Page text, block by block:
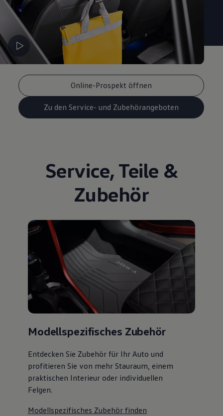
Online-Prospekt öffnen
Zu den Service- und Zubehörangeboten
Service, Teile &
Zubehör
Modellspezifisches Zubehör
Entdecken Sie Zubehör für Ihr Auto und
profitieren Sie von mehr Stauraum, einem
praktischen Interieur oder individuellen
Felgen.
Modellspezifisches Zubehör finden